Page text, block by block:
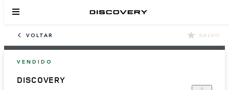
VOLTAR SALVO
VENDIDO
DISCOVERY